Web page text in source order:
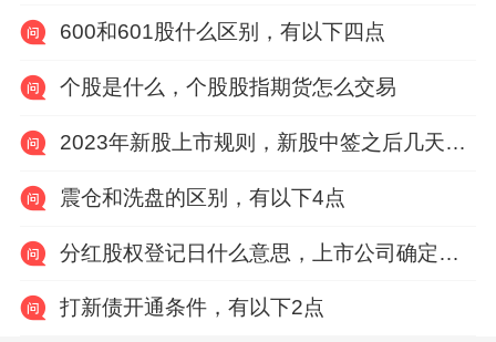
600和601股什么区别，有以下四点
个股是什么，个股股指期货怎么交易
2023年新股上市规则，新股中签之后几天缴纳费用
震仓和洗盘的区别，有以下4点
分红股权登记日什么意思，上市公司确定享受分红权利的股东名单的截止日期
打新债开通条件，有以下2点